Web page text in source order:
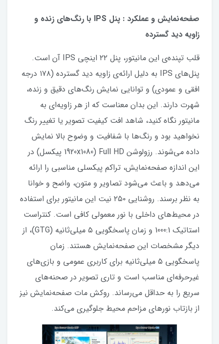
صفحه‌نمایش و عملکرد : پنل IPS با رنگ‌های زنده و
زاویه دید گسترده
قلب تپنده‌ی این مانیتور، پنل ۲۲ اینچی IPS آن است.
پنل‌های IPS به دلیل ارائه‌ی زاویه دید گسترده (۱۷۸ درجه
افقی و عمودی) و توانایی نمایش رنگ‌های دقیق و زنده،
شهرت دارند. این بدان معناست که از هر زاویه‌ای به
مانیتور نگاه کنید، شاهد افت کیفیت تصویر یا تغییر رنگ
نخواهید بود و رنگ‌ها با شفافیت و وضوح بالا نمایش
داده می‌شوند. رزولوشن Full HD (1920x1080 پیکسل) در
این اندازه صفحه‌نمایش، تراکم پیکسلی مناسبی را ارائه
می‌دهد و باعث می‌شود تصاویر و متون، واضح و خوانا
به نظر برسند. روشنایی ۲۵۰ نیت این مانیتور برای استفاده
در محیط‌های داخلی با نور معمولی کافی است. کنتراست
استاتیک 1000:1 و زمان پاسخگویی ۵ میلی‌ثانیه (GTG)، از
دیگر مشخصات این صفحه‌نمایش هستند. زمان
پاسخگویی ۵ میلی‌ثانیه برای کاربری عمومی و بازی‌های
غیرحرفه‌ای مناسب است و تاری تصویر در صحنه‌های
سریع را به حداقل می‌رساند. روکش مات صفحه‌نمایش نیز
از بازتاب نورهای مزاحم محیط جلوگیری می‌کند.